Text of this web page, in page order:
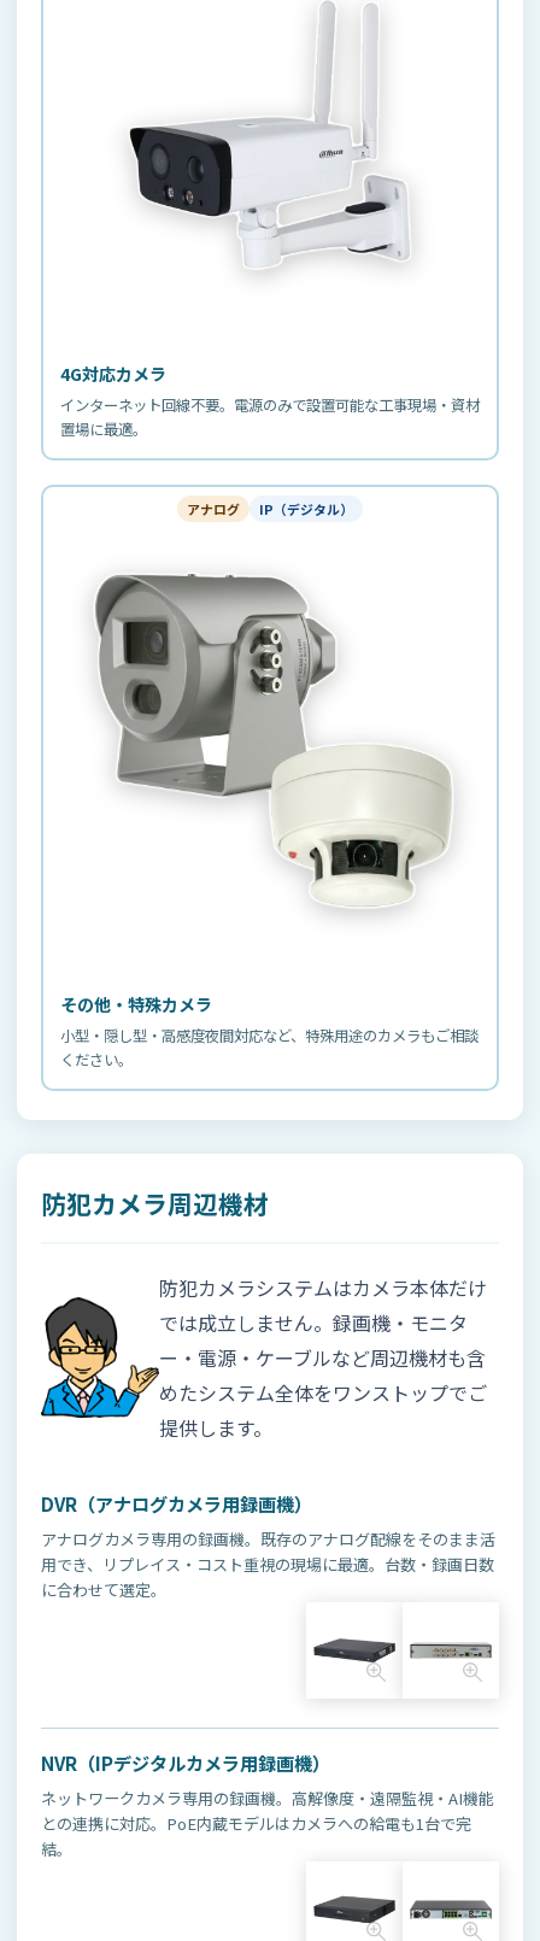
4G対応カメラ
インターネット回線不要。電源のみで設置可能な工事現場・資材
置場に最適。
アナログ IP（デジタル）
その他・特殊カメラ
小型・隠し型・高感度夜間対応など、特殊用途のカメラもご相談
ください。
防犯カメラ周辺機材
防犯カメラシステムはカメラ本体だけ
では成立しません。録画機・モニタ
ー・電源・ケーブルなど周辺機材も含
めたシステム全体をワンストップでご
提供します。
DVR（アナログカメラ用録画機）
アナログカメラ専用の録画機。既存のアナログ配線をそのまま活
用でき、リプレイス・コスト重視の現場に最適。台数・録画日数
に合わせて選定。
NVR（IPデジタルカメラ用録画機）
ネットワークカメラ専用の録画機。高解像度・遠隔監視・AI機能
との連携に対応。PoE内蔵モデルはカメラへの給電も1台で完
結。